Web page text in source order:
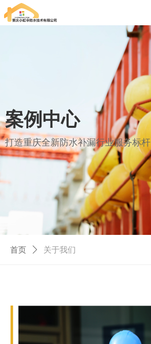
案例中心
打造重庆全新防水补漏行业服务标杆
首页 ꄲ 关于我们